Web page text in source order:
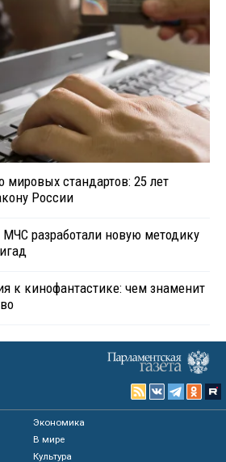
мировых стандартов: 25 лет
России
разработали новую методику
к кинофантастике: чем знаменит
Экономика
В мире
Культура